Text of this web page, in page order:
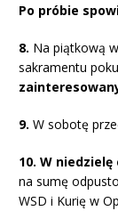
Po próbie
8. Na piątkową
sakramentu
9. W sobotę
10. W
na sumę
WSD i Kurię w